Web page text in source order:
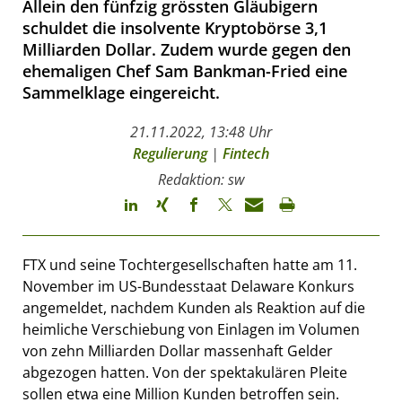
Allein den fünfzig grössten Gläubigern
schuldet die insolvente Kryptobörse 3,1
Milliarden Dollar. Zudem wurde gegen den
ehemaligen Chef Sam Bankman-Fried eine
Sammelklage eingereicht.
21.11.2022, 13:48 Uhr
Regulierung| Fintech
Redaktion: sw
FTX und seine Tochtergesellschaften hatte am 11.
November im US-Bundesstaat Delaware Konkurs
angemeldet, nachdem Kunden als Reaktion auf die
heimliche Verschiebung von Einlagen im Volumen
von zehn Milliarden Dollar massenhaft Gelder
abgezogen hatten. Von der spektakulären Pleite
sollen etwa eine Million Kunden betroffen sein.